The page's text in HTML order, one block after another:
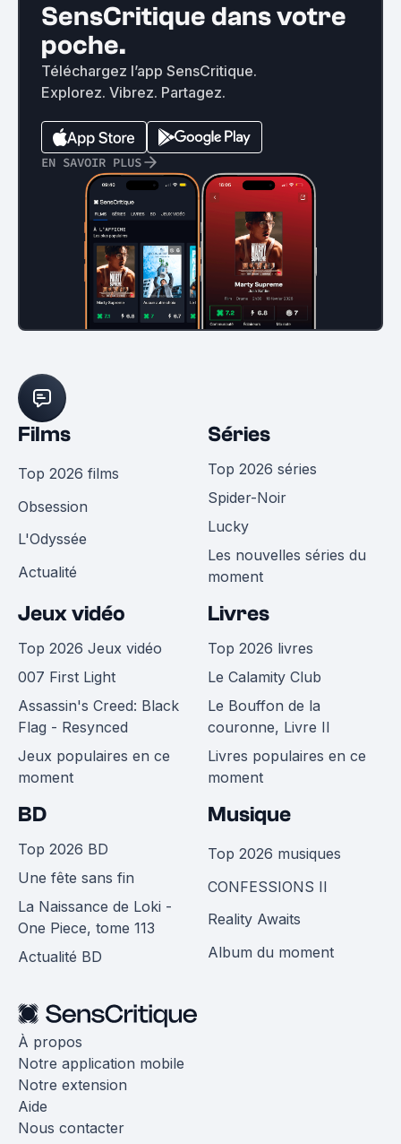
SensCritique dans votre
poche.
Téléchargez l’app SensCritique.
Explorez. Vibrez. Partagez.
EN SAVOIR PLUS
Films
Top 2026 films
Obsession
L'Odyssée
Actualité
Séries
Top 2026 séries
Spider-Noir
Lucky
Les nouvelles séries du
moment
Jeux vidéo
Top 2026 Jeux vidéo
007 First Light
Assassin's Creed: Black
Flag - Resynced
Jeux populaires en ce
moment
Livres
Top 2026 livres
Le Calamity Club
Le Bouffon de la
couronne, Livre II
Livres populaires en ce
moment
BD
Top 2026 BD
Une fête sans fin
La Naissance de Loki -
One Piece, tome 113
Actualité BD
Musique
Top 2026 musiques
CONFESSIONS II
Reality Awaits
Album du moment
À propos
Notre application mobile
Notre extension
Aide
Nous contacter